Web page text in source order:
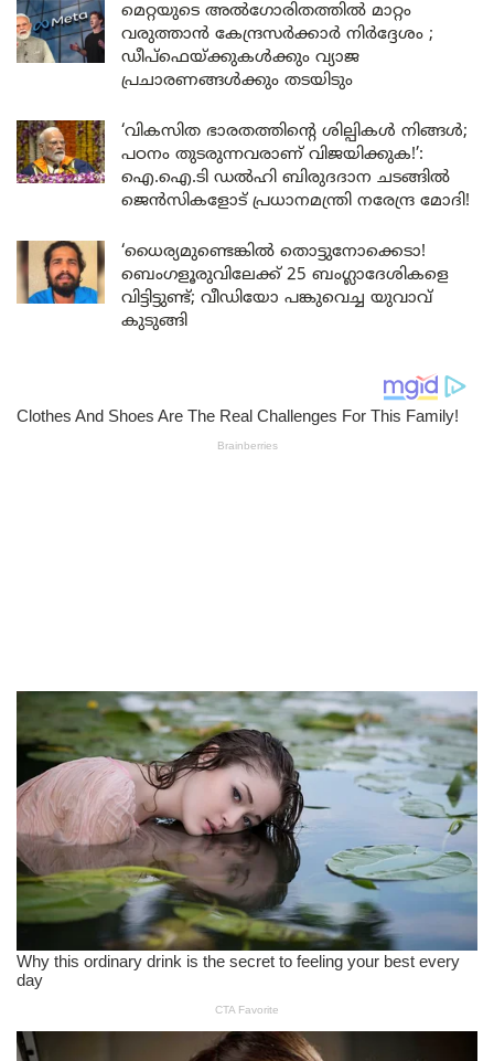
മെറ്റയുടെ അൽഗോരിതത്തിൽ മാറ്റം
വരുത്താൻ കേന്ദ്രസർക്കാർ നിർദ്ദേശം ;
ഡീപ്‌ഫെയ്ക്കുകൾക്കും വ്യാജ
പ്രചാരണങ്ങൾക്കും തടയിടും
‘വികസിത ഭാരതത്തിന്റെ ശില്പികൾ നിങ്ങൾ;
പഠനം തുടരുന്നവരാണ് വിജയിക്കുക!’:
ഐ.ഐ.ടി ഡൽഹി ബിരുദദാന ചടങ്ങിൽ
ജെൻസികളോട് പ്രധാനമന്ത്രി നരേന്ദ്ര മോദി!
‘ധൈര്യമുണ്ടെങ്കിൽ തൊട്ടുനോക്കെടാ!
ബെംഗളൂരുവിലേക്ക് 25 ബംഗ്ലാദേശികളെ
വിട്ടിട്ടുണ്ട്; വീഡിയോ പങ്കുവെച്ച യുവാവ്
കുടുങ്ങി